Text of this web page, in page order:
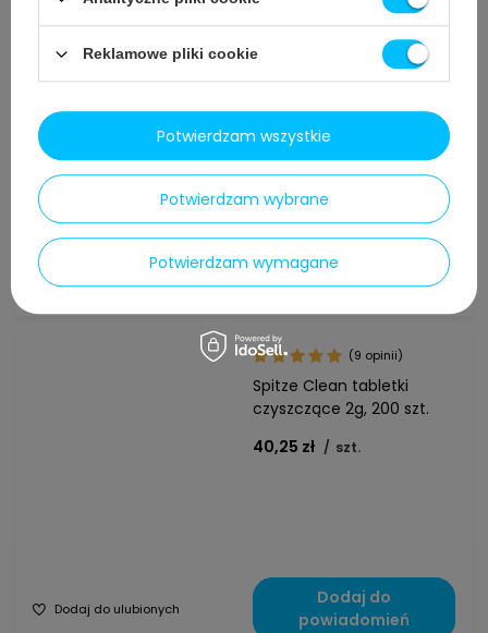
ZESTAW: Filtr do ekspresu
Primo 3pack - zamiennik
dla BRITA Intenza TZ70003
+ tabletki odkamieniające
Seltino Calc + szczoteczka
59,00 zł / szt.
(5 opinii)
Spitze Clean tabletki
czyszczące 2g, 200 szt.
40,25 zł / szt.
(9 opinii)
Dodaj do ulubionych
Dodaj do
powiadomień
Reklamowe pliki cookie
Potwierdzam wybrane
Potwierdzam wymagane
Potwierdzam wszystkie